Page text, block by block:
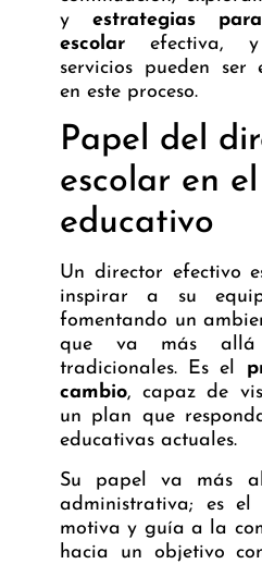
y estrategias
escolar efectiva, y
servicios pueden
en este proceso.
Papel del
escolar en
educativo
Un director efectivo
inspirar a su
fomentando un
que va más
tradicionales. Es el
cambio, capaz de
un plan que
educativas actuales.
Su papel va más
administrativa; es
motiva y guía a la
hacia un objetivo